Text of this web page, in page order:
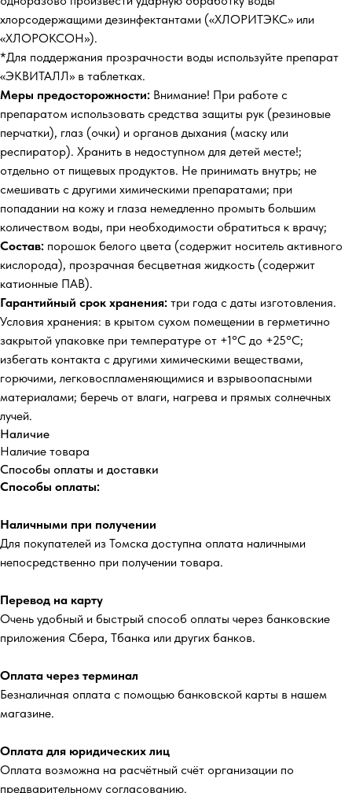
хлорсодержащими дезинфектантами («ХЛОРИТЭКС» или
«ХЛОРОКСОН»).
*Для поддержания прозрачности воды используйте препарат
«ЭКВИТАЛЛ» в таблетках.
Меры предосторожности: Внимание! При работе с
препаратом использовать средства защиты рук (резиновые
перчатки), глаз (очки) и органов дыхания (маску или
респиратор). Хранить в недоступном для детей месте!;
отдельно от пищевых продуктов. Не принимать внутрь; не
смешивать с другими химическими препаратами; при
попадании на кожу и глаза немедленно промыть большим
количеством воды, при необходимости обратиться к врачу;
Состав: порошок белого цвета (содержит носитель активного
кислорода), прозрачная бесцветная жидкость (содержит
катионные ПАВ).
Гарантийный срок хранения: три года с даты изготовления.
Условия хранения: в крытом сухом помещении в герметично
закрытой упаковке при температуре от +1°С до +25°С;
избегать контакта с другими химическими веществами,
горючими, легковоспламеняющимися и взрывоопасными
материалами; беречь от влаги, нагрева и прямых солнечных
лучей.
Наличие
Наличие товара
Способы оплаты и доставки
Способы оплаты:
Наличными при получении
Для покупателей из Томска доступна оплата наличными
непосредственно при получении товара.
Перевод на карту
Очень удобный и быстрый способ оплаты через банковские
приложения Сбера, Тбанка или других банков.
Оплата через терминал
Безналичная оплата с помощью банковской карты в нашем
магазине.
Оплата для юридических лиц
Оплата возможна на расчётный счёт организации по
предварительному согласованию.